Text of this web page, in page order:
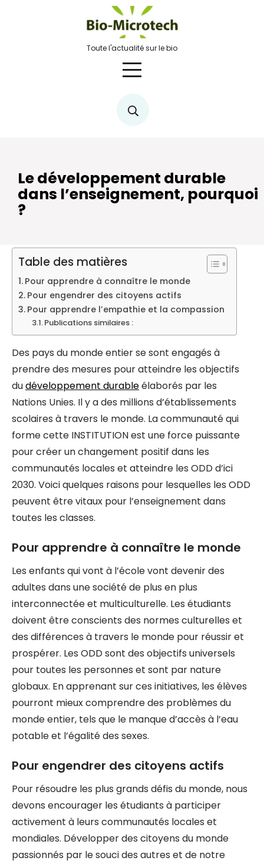
Toute l'actualité sur le bio
Le développement durable
dans l’enseignement, pourquoi
?
Table des matières
Pour apprendre à connaître le monde
Pour engendrer des citoyens actifs
Pour apprendre l’empathie et la compassion
Publications similaires :
Des pays du monde entier se sont engagés à
prendre des mesures pour atteindre les objectifs
dudéveloppement durableélaborés par les
Nations Unies. Il y a des millions d’établissements
scolaires à travers le monde. La communauté qui
forme cette INSTITUTION est une force puissante
pour créer un changement positif dans les
communautés locales et atteindre les ODD d’ici
2030. Voici quelques raisons pour lesquelles les ODD
peuvent être vitaux pour l’enseignement dans
toutes les classes.
Pour apprendre à connaître le monde
Les enfants qui vont à l’école vont devenir des
adultes dans une société de plus en plus
interconnectée et multiculturelle. Les étudiants
doivent être conscients des normes culturelles et
des différences à travers le monde pour réussir et
prospérer. Les ODD sont des objectifs universels
pour toutes les personnes et sont par nature
globaux. En apprenant sur ces initiatives, les élèves
pourront mieux comprendre des problèmes du
monde entier, tels que le manque d’accès à l’eau
potable et l’égalité des sexes.
Pour engendrer des citoyens actifs
Pour résoudre les plus grands défis du monde, nous
devons encourager les étudiants à participer
activement à leurs communautés locales et
mondiales. Développer des citoyens du monde
passionnés par le souci des autres et de notre